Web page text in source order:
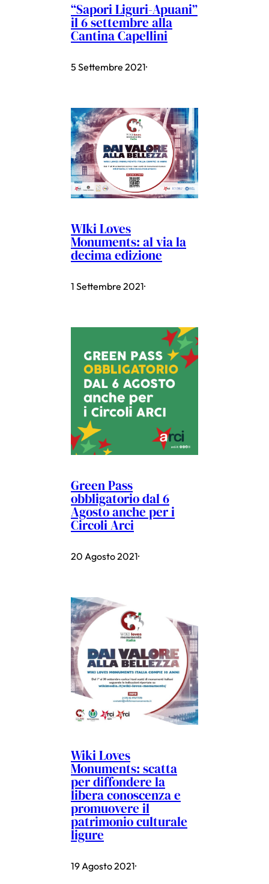
“Sapori Liguri-Apuani”
il 6 settembre alla
Cantina Capellini
5 Settembre 2021·
WIki Loves
Monuments: al via la
decima edizione
1 Settembre 2021·
Green Pass
obbligatorio dal 6
Agosto anche per i
Circoli Arci
20 Agosto 2021·
Wiki Loves
Monuments: scatta
per diffondere la
libera conoscenza e
promuovere il
patrimonio culturale
ligure
19 Agosto 2021·